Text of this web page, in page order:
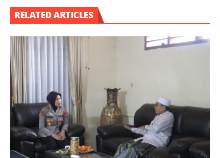
RELATED ARTICLES